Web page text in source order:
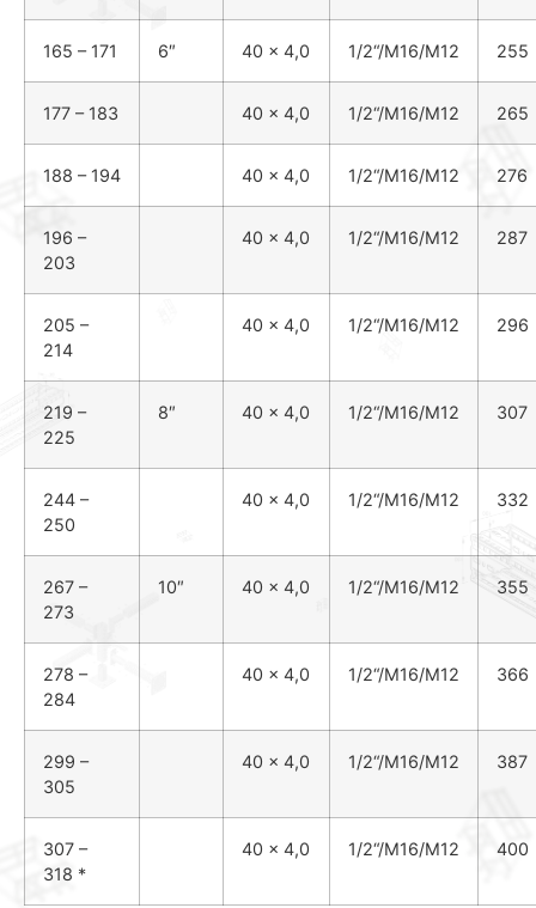
165 – 171 6″ 40 x 4,0 1/2“/M16/M12 255
177 – 183 40 x 4,0 1/2“/M16/M12 265
188 – 194 40 x 4,0 1/2“/M16/M12 276
196 –
203
40 x 4,0 1/2“/M16/M12 287
205 –
214
40 x 4,0 1/2“/M16/M12 296
219 –
225
8″ 40 x 4,0 1/2“/M16/M12 307
244 –
250
40 x 4,0 1/2“/M16/M12 332
267 –
273
10″ 40 x 4,0 1/2“/M16/M12 355
278 –
284
40 x 4,0 1/2“/M16/M12 366
299 –
305
40 x 4,0 1/2“/M16/M12 387
307 –
318 *
40 x 4,0 1/2“/M16/M12 400